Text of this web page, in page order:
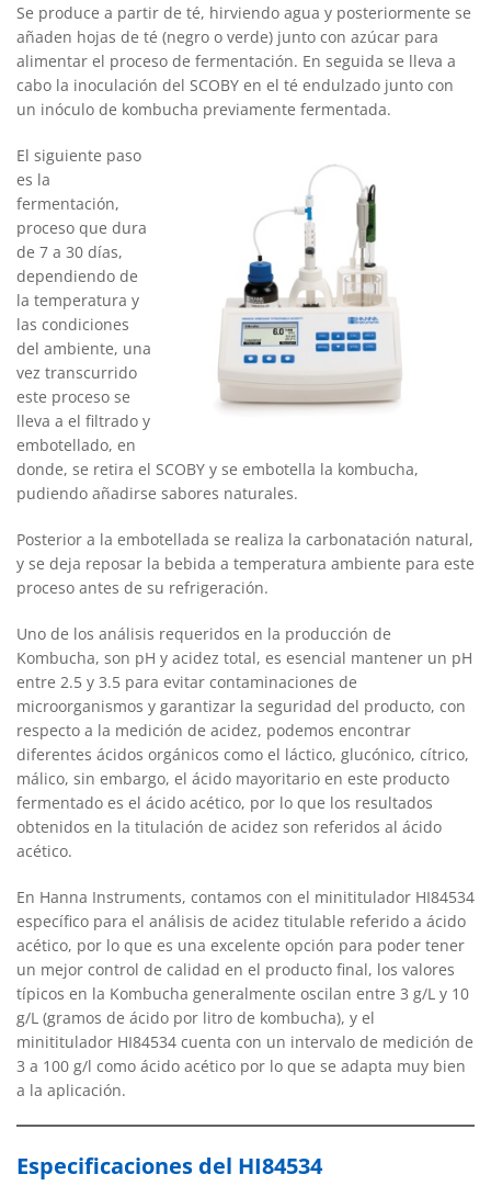
Se produce a partir de té, hirviendo agua y posteriormente se
añaden hojas de té (negro o verde) junto con azúcar para
alimentar el proceso de fermentación. En seguida se lleva a
cabo la inoculación del SCOBY en el té endulzado junto con
un inóculo de kombucha previamente fermentada.
El siguiente paso
es la
fermentación,
proceso que dura
de 7 a 30 días,
dependiendo de
la temperatura y
las condiciones
del ambiente, una
vez transcurrido
este proceso se
lleva a el filtrado y
embotellado, en
donde, se retira el SCOBY y se embotella la kombucha,
pudiendo añadirse sabores naturales.
Posterior a la embotellada se realiza la carbonatación natural,
y se deja reposar la bebida a temperatura ambiente para este
proceso antes de su refrigeración.
Uno de los análisis requeridos en la producción de
Kombucha, son pH y acidez total, es esencial mantener un pH
entre 2.5 y 3.5 para evitar contaminaciones de
microorganismos y garantizar la seguridad del producto, con
respecto a la medición de acidez, podemos encontrar
diferentes ácidos orgánicos como el láctico, glucónico, cítrico,
málico, sin embargo, el ácido mayoritario en este producto
fermentado es el ácido acético, por lo que los resultados
obtenidos en la titulación de acidez son referidos al ácido
acético.
En Hanna Instruments, contamos con el minititulador HI84534
específico para el análisis de acidez titulable referido a ácido
acético, por lo que es una excelente opción para poder tener
un mejor control de calidad en el producto final, los valores
típicos en la Kombucha generalmente oscilan entre 3 g/L y 10
g/L (gramos de ácido por litro de kombucha), y el
minititulador HI84534 cuenta con un intervalo de medición de
3 a 100 g/l como ácido acético por lo que se adapta muy bien
a la aplicación.
Especificaciones del HI84534